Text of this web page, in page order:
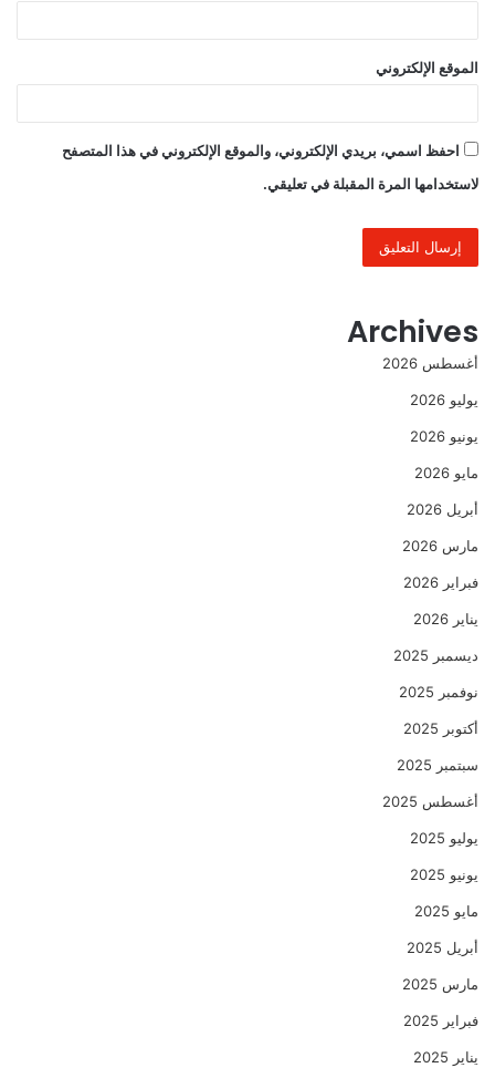
الموقع الإلكتروني
احفظ اسمي، بريدي الإلكتروني، والموقع الإلكتروني في هذا المتصفح
لاستخدامها المرة المقبلة في تعليقي.
Archives
أغسطس 2026
يوليو 2026
يونيو 2026
مايو 2026
أبريل 2026
مارس 2026
فبراير 2026
يناير 2026
ديسمبر 2025
نوفمبر 2025
أكتوبر 2025
سبتمبر 2025
أغسطس 2025
يوليو 2025
يونيو 2025
مايو 2025
أبريل 2025
مارس 2025
فبراير 2025
يناير 2025